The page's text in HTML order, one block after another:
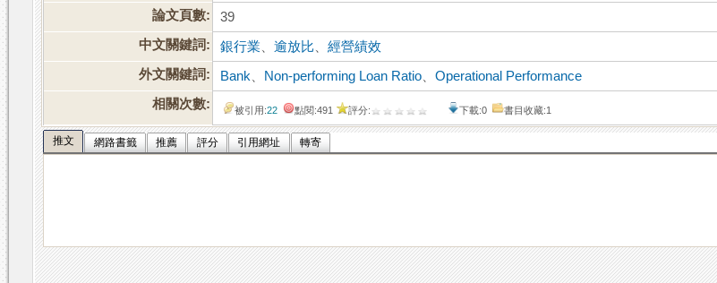
論文頁數:
39
中文關鍵詞:
銀行業 、逾放比 、經營績效
外文關鍵詞:
Bank Non-performing Loan Ratio 、Operational Performance
相關次數:
被引用:22 點閱:491 評分: 下載:0 書目收藏:1
推文 網路書籤 推薦 評分 引用網址 轉寄